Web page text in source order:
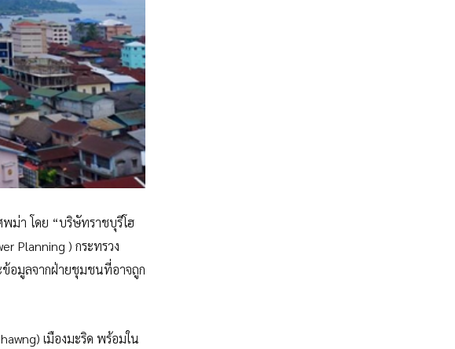
ม่า โดย “บริษัทราชบุรีโฮ
Planning ) กระทรวง
ข้อมูลจากฝ่ายชุมชนที่อาจถูก
เมืองมะริด พร้อมใน